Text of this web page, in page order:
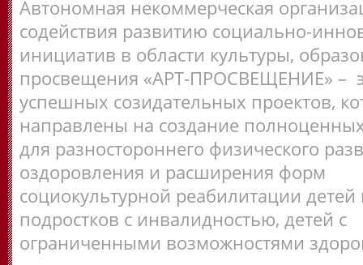
Автономная некоммерческая
содействия развитию социально-
инициатив в области культуры,
просвещения «АРТ-ПРОСВЕЩЕНИЕ» –
успешных созидательных проектов,
направлены на создание
для разностороннего физического
оздоровления и расширения форм
социокультурной реабилитации детей
подростков с инвалидностью, детей с
ограниченными возможностями